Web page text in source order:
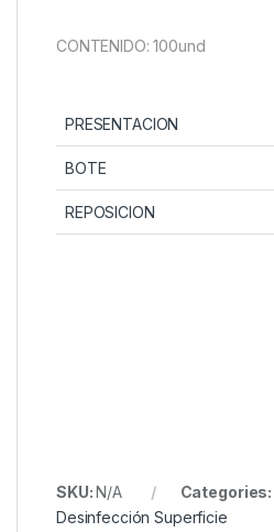
CONTENIDO: 100und
PRESENTACION
BOTE
REPOSICION
SKU:N/A Categories:
Desinfección Superficie